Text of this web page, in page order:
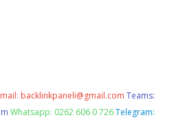
backlinkpaneli@gmail.com Teams:
Whatsapp: 0262 606 0 726 Telegram: